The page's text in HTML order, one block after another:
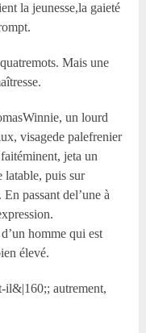
la jeunesse,la gaieté
Mais une
un lourd
visagede palefrenier
jeta un
latable, puis sur
passant del’une à
homme qui est
élevé.
il&|160;; autrement,